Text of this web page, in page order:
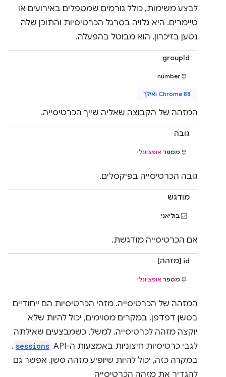
לבצע משימות, כולל גורמים שמטפלים באירועים או
טיימרים. היא גלויה בסרגל הכרטיסיות והתוכן שלה
נטען בזיכרון. הוא מבוטל בהפעלה.
groupId
number
Chrome 88 ואילך
המזהה של הקבוצה שאליה שייך הכרטיסייה.
גובה
מספר אופציונלי
גובה הכרטיסייה בפיקסלים.
מודגש
בוליאני
אם הכרטיסייה מודגשת.
id [מזהה]
מספר אופציונלי
המזהה של הכרטיסייה. מזהי הכרטיסיות הם ייחודיים
בסשן דפדפן. במקרים מסוימים, יכול להיות שלא
יוקצה מזהה לכרטיסייה. למשל, כשמבצעים שאילתה
לגבי כרטיסיות חיצוניות באמצעות ה-API ‏
sessions
.
במקרה כזה, יכול להיות שיופיע מזהה סשן. אפשר גם
להגדיר את מזהה הכרטיסייה